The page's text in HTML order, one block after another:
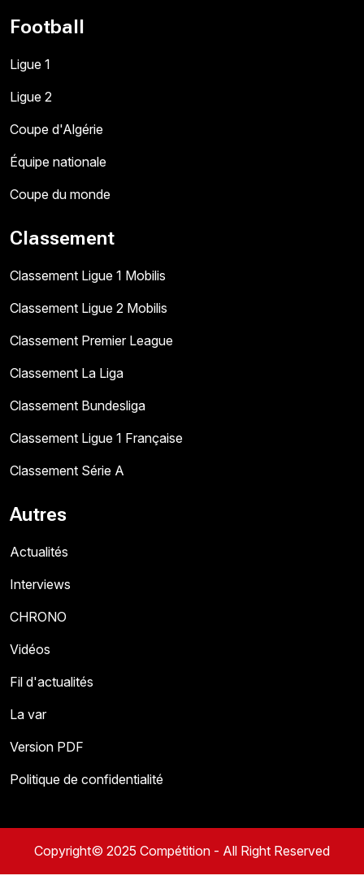
Football
Ligue 1
Ligue 2
Coupe d'Algérie
Équipe nationale
Coupe du monde
Classement
Classement Ligue 1 Mobilis
Classement Ligue 2 Mobilis
Classement Premier League
Classement La Liga
Classement Bundesliga
Classement Ligue 1 Française
Classement Série A
Autres
Actualités
Interviews
CHRONO
Vidéos
Fil d'actualités
La var
Version PDF
Politique de confidentialité
Copyright© 2025 Compétition - All Right Reserved